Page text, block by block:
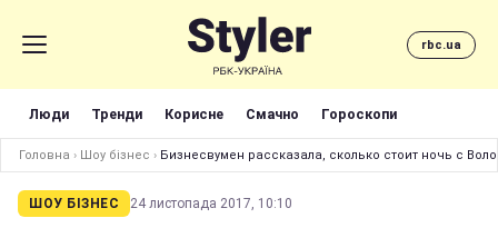
rbc.ua
Люди Тренди Корисне Смачно Гороскопи
Головна › Шоу бізнес › Бизнесвумен рассказала, сколько стоит ночь с
ШОУ БІЗНЕС 24 листопада 2017, 10:10